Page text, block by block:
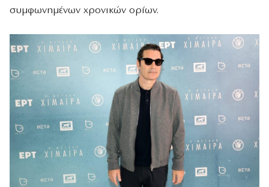
συμφωνημένων χρονικών ορίων.